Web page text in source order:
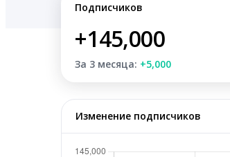
Подписчиков
+145,000
За 3 месяца: +5,000
Изменение подписчиков